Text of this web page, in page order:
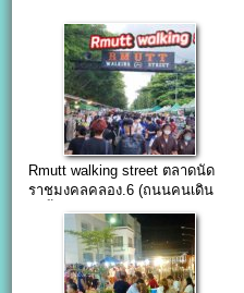
Rmutt walking street ตลาดนัด
ราชมงคลคลอง.6 (ถนนคนเดิน